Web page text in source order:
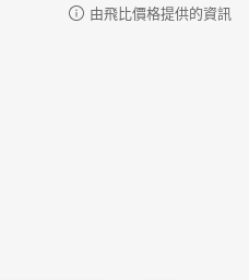
由飛比價格提供的資訊